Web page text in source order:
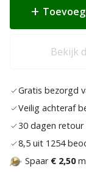
Bekijk
Gratis bezorgd
Veilig achteraf
30 dagen retour
8,5 uit 1254
Spaar € 2,50